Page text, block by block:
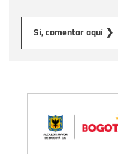
Sí, comentar aquí ❯